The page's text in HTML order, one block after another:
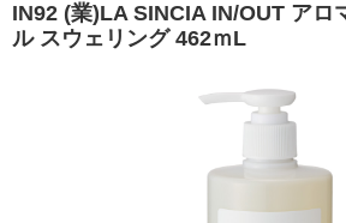
IN92 (業)LA SINCIA IN/OUT アロ
ル スウェリング 462ｍL